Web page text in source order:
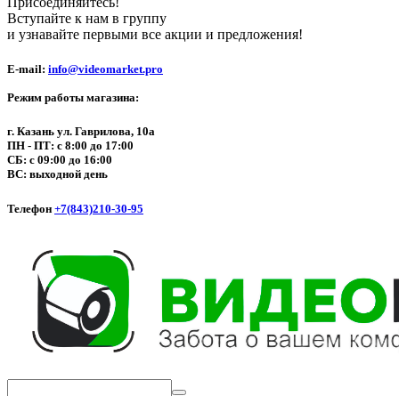
Вступайте к нам в группу
и узнавайте первыми все акции и предложения!
E-mail: info@videomarket.pro
Режим работы магазина:
г. Казань ул. Гаврилова, 10а
ПН - ПТ: с 8:00 до 17:00
СБ: с 09:00 до 16:00
ВС: выходной день
Телефон +7(843)210-30-95